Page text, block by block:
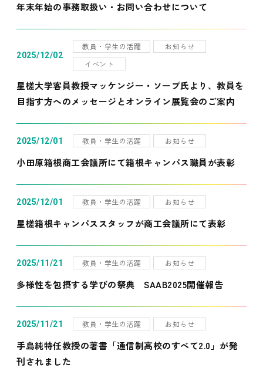
年末年始の事務取扱い・お問い合わせについて
2025/12/02
教員・学生の活躍
お知らせ
イベント
星槎大学客員教授マッケンジー・ソープ氏より、教員を
目指す方へのメッセージとオンライン展覧会のご案内
2025/12/01 教員・学生の活躍 お知らせ
小田原箱根商工会議所にて箱根キャンパス職員が表彰
2025/12/01 教員・学生の活躍 お知らせ
星槎箱根キャンパススタッフが商工会議所にて表彰
2025/11/21 教員・学生の活躍 お知らせ
多様性を包摂する学びの祭典 SAAB2025開催報告
2025/11/21 教員・学生の活躍 お知らせ
手島純特任教授の著書「通信制高校のすべて2.0」が発
刊されました